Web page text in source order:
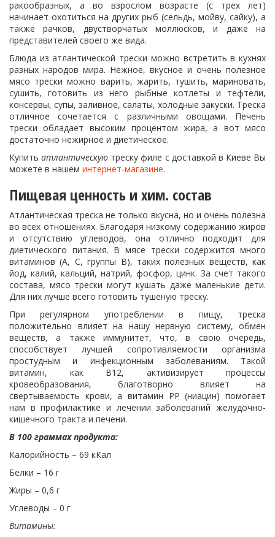
ракообразных, а во взрослом возрасте (с трех лет)
начинает охотиться на других рыб (сельдь, мойву, сайку), а
также рачков, двустворчатых моллюсков, и даже на
представителей своего же вида.
Блюда из атлантической трески можно встретить в кухнях
разных народов мира. Нежное, вкусное и очень полезное
мясо трески можно варить, жарить, тушить, мариновать,
сушить, готовить из него рыбные котлеты и тефтели,
консервы, супы, заливное, салаты, холодные закуски. Треска
отличное сочетается с различными овощами. Печень
трески обладает высоким процентом жира, а вот мясо
достаточно нежирное и диетическое.
Купитьатлантическую треску филе с доставкой в Киеве Вы
можете в нашем интернет-магазине.
Пищевая ценность и хим. состав
Атлантическая треска не только вкусна, но и очень полезна
во всех отношениях. Благодаря низкому содержанию жиров
и отсутствию углеводов, она отлично подходит для
диетического питания. В мясе трески содержится много
витаминов (А, С, группы В), таких полезных веществ, как
йод, калий, кальций, натрий, фосфор, цинк. За счет такого
состава, мясо трески могут кушать даже маленькие дети.
Для них лучше всего готовить тушеную треску.
При регулярном употреблении в пищу, треска
положительно влияет на нашу нервную систему, обмен
веществ, а также иммунитет, что, в свою очередь,
способствует лучшей сопротивляемости организма
простудным и инфекционным заболеваниям. Такой
витамин, как В12, активизирует процессы
кровеобразования, благотворно влияет на
свертываемость крови, а витамин РР (ниацин) помогает
нам в профилактике и лечении заболеваний желудочно-
кишечного тракта и печени.
В 100 граммах продукта:
Калорийность – 69 кКал
Белки – 16 г
Жиры – 0,6 г
Углеводы – 0 г
Витамины: